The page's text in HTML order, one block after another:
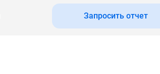
Запросить отчет